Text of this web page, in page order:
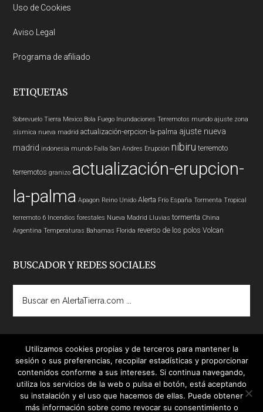
Uso de Cookies
Aviso Legal
Programa de afiliado
ETIQUETAS
Sobrevuelo Tierra Mexico Bola Fuego Inundaciones Terremotos mundo ajuste zona
sísmica nueva madrid actualización-erpcion-la-palma ajuste nueva
madrid indonesia mundo Falla San Andres Erupción nibiru terremoto
terremotos granizo actualización-erupcion-
la-palma Apagon Reino Unido Alerta Frío España Tormenta Tropical
terremoto 6 Incendios forestales Nueva Madrid Lluvias tormenta China
Argentina Temperaturas Bahamas Florida reverso de los polos Volcan
BUSCADOR Y REDES SOCIALES
AlertaTierra.com
Utilizamos cookies propias y de terceros para mantener la
sesión o sus preferencias, recopilar estadísticas y proporcionar
contenidos conforme a sus intereses. Si continua navegando,
utiliza los servicios de la web o pulsa el botón, está aceptando
su instalación y el uso que hacemos de ellas. Puede obtener
más información sobre como revocar su consentimiento o